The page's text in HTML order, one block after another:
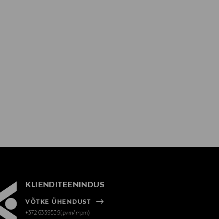
KLIENDITEENINDUS
VÕTKE ÜHENDUST
+372 6339539(pvm/mpm)